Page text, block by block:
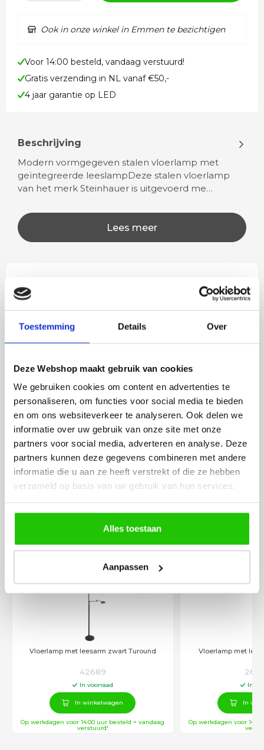
Toestemming Details Over
Deze Webshop maakt gebruik van cookies
We gebruiken cookies om content en advertenties te
personaliseren, om functies voor social media te bieden
en om ons websiteverkeer te analyseren. Ook delen we
informatie over uw gebruik van onze site met onze
partners voor social media, adverteren en analyse. Deze
partners kunnen deze gegevens combineren met andere
informatie die u aan ze heeft verstrekt of die ze hebben
verzameld op basis van uw gebruik van hun services.
Alles toestaan
Aanpassen
Ook in onze winkel in Emmen te bezichtigen
Voor 14:00 besteld, vandaag verstuurd!
Gratis verzending in NL vanaf €50,-
4 jaar garantie op LED
Beschrijving
Modern vormgegeven stalen vloerlamp met
geïntegreerde leeslampDeze stalen vloerlamp
van het merk Steinhauer is uitgevoerd me…
Lees meer
Rian
lamp heb uitgekozen en
besteld. De volgende dag
netjes en veilig verpakt.
leveren verliep vlot en
veel sfeer, het is ook
eenvoudig te
MEER PRODUCTEN
UIT DE SERIE TUROUND
Vloerlamp met leesarm zwart Turound
€649
42689
In voorraad
In winkelwagen
Op werkdagen voor 14:00 uur besteld = vandaag
verstuurd!
Vloerlamp met
In
In
Op werkdagen voor